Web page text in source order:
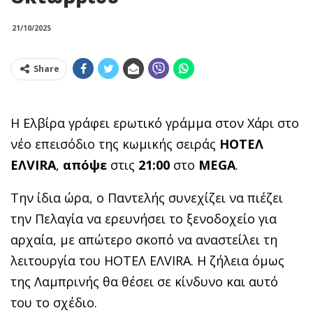
21/10/2025
Share
Η Ελβίρα γράφει ερωτικό γράμμα στον Χάρι στο
νέο επεισόδιο της κωμικής σειράς HOTΕΛ
ΕΛVIRA, απόψε στις 21:00 στο MEGA.
Την ίδια ώρα, ο Παντελής συνεχίζει να πιέζει
την Πελαγία να ερευνήσει το ξενοδοχείο για
αρχαία, με απώτερο σκοπό να αναστείλει τη
λειτουργία του HOTΕΛ ΕΛVIRA. Η ζήλεια όμως
της Λαμπρινής θα θέσει σε κίνδυνο και αυτό
του το σχέδιο.